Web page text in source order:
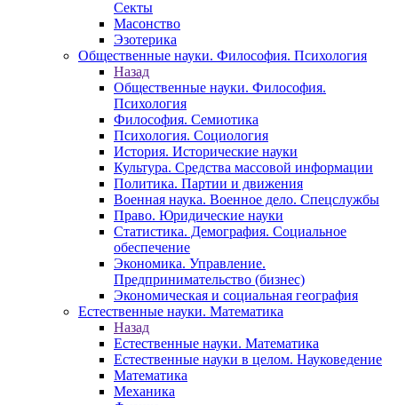
Секты
Масонство
Эзотерика
Общественные науки. Философия. Психология
Назад
Общественные науки. Философия.
Психология
Философия. Семиотика
Психология. Социология
История. Исторические науки
Культура. Средства массовой информации
Политика. Партии и движения
Военная наука. Военное дело. Спецслужбы
Право. Юридические науки
Статистика. Демография. Социальное
обеспечение
Экономика. Управление.
Предпринимательство (бизнес)
Экономическая и социальная география
Естественные науки. Математика
Назад
Естественные науки. Математика
Естественные науки в целом. Науковедение
Математика
Механика